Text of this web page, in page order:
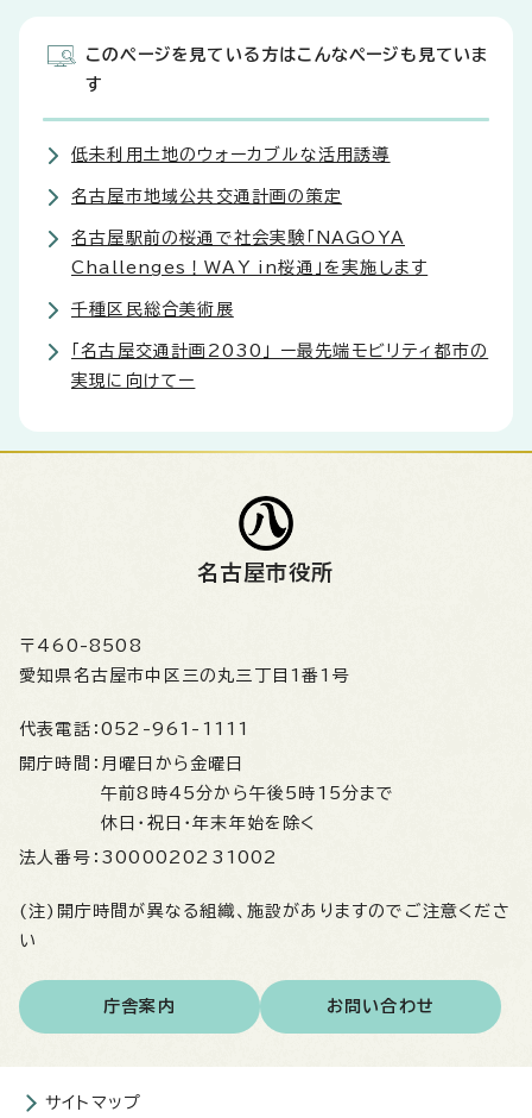
このページを見ている方はこんなページも見ていま
す
低未利用土地のウォーカブルな活用誘導
名古屋市地域公共交通計画の策定
名古屋駅前の桜通で社会実験「NAGOYA
Challenges！WAY in桜通」を実施します
千種区民総合美術展
「名古屋交通計画2030」 ー最先端モビリティ都市の
実現に向けてー
名古屋市役所
〒460-8508
愛知県名古屋市中区三の丸三丁目1番1号
代表電話： 052-961-1111
開庁時間： 月曜日から金曜日
午前8時45分から午後5時15分まで
休日・祝日・年末年始を除く
法人番号： 3000020231002
(注)開庁時間が異なる組織、施設がありますのでご注意くださ
い
庁舎案内 お問い合わせ
サイトマップ